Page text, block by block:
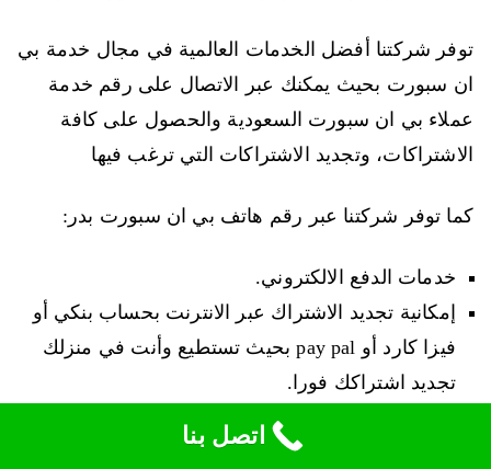
توفر شركتنا أفضل الخدمات العالمية في مجال خدمة بي
ان سبورت بحيث يمكنك عبر الاتصال على رقم خدمة
عملاء بي ان سبورت السعودية والحصول على كافة
الاشتراكات، وتجديد الاشتراكات التي ترغب فيها
كما توفر شركتنا عبر رقم هاتف بي ان سبورت بدر:
خدمات الدفع الالكتروني.
إمكانية تجديد الاشتراك عبر الانترنت بحساب بنكي أو
فيزا كارد أو pay pal بحيث تستطيع وأنت في منزلك
تجديد اشتراكك فورا.
اختيار الباقة التي ترغب فيها فقط اتصل على رقم
هاتف بي ان سبورت بدر خدمة عملاء لتحصل على ما
اتصل بنا